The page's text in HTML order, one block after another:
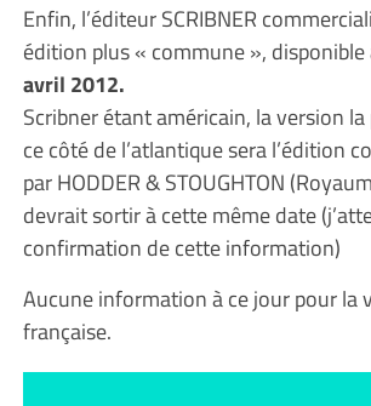
Enfin, l’éditeur SCRIBNER
édition plus « commune »,
avril 2012.
Scribner étant américain, la version
ce côté de l’atlantique sera l’édition
par HODDER & STOUGHTON
devrait sortir à cette même date
confirmation de cette information)
Aucune information à ce jour pour la
française.